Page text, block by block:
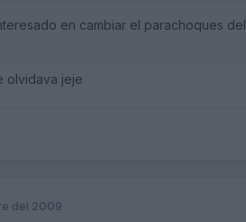
en cambiar el parachoques
olvidava jeje
del 2009